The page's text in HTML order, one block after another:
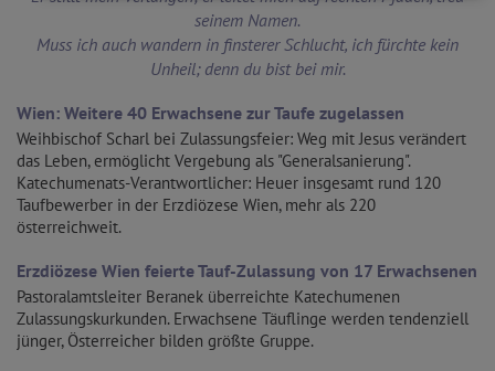
seinem Namen.
Muss ich auch wandern in finsterer Schlucht, ich fürchte kein
Unheil; denn du bist bei mir.
Wien: Weitere 40 Erwachsene zur Taufe zugelassen
Weihbischof Scharl bei Zulassungsfeier: Weg mit Jesus verändert
das Leben, ermöglicht Vergebung als "Generalsanierung".
Katechumenats-Verantwortlicher: Heuer insgesamt rund 120
Taufbewerber in der Erzdiözese Wien, mehr als 220
österreichweit.
Erzdiözese Wien feierte Tauf-Zulassung von 17 Erwachsenen
Pastoralamtsleiter Beranek überreichte Katechumenen
Zulassungskurkunden. Erwachsene Täuflinge werden tendenziell
jünger, Österreicher bilden größte Gruppe.